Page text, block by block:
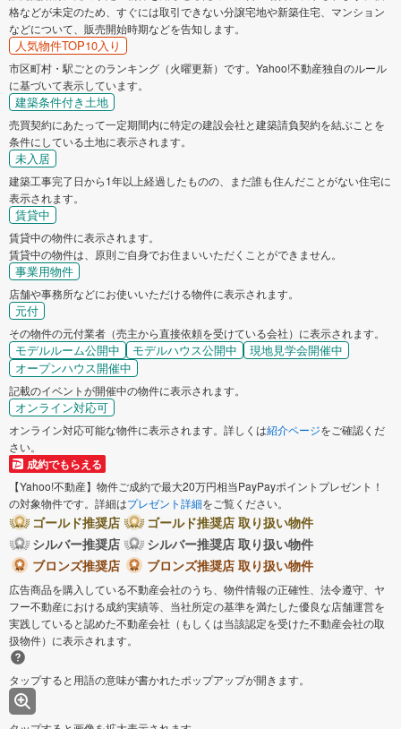
格などが未定のため、すぐには取引できない分譲宅地や新築住宅、マンション
などについて、販売開始時期などを告知します。
人気物件TOP10入り
市区町村・駅ごとのランキング（火曜更新）です。Yahoo!不動産独自のルール
に基づいて表示しています。
建築条件付き土地
売買契約にあたって一定期間内に特定の建設会社と建築請負契約を結ぶことを
条件にしている土地に表示されます。
未入居
建築工事完了日から1年以上経過したものの、まだ誰も住んだことがない住宅に
表示されます。
賃貸中
賃貸中の物件に表示されます。
賃貸中の物件は、原則ご自身でお住まいいただくことができません。
事業用物件
店舗や事務所などにお使いいただける物件に表示されます。
元付
その物件の元付業者（売主から直接依頼を受けている会社）に表示されます。
モデルルーム公開中 モデルハウス公開中
現地見学会開催中
オープンハウス開催中
記載のイベントが開催中の物件に表示されます。
オンライン対応可
オンライン対応可能な物件に表示されます。詳しくは紹介ページをご確認くだ
さい。
成約でもらえる
【Yahoo!不動産】物件ご成約で最大20万円相当PayPayポイントプレゼント！
の対象物件です。詳細はプレゼント詳細をご覧ください。
ゴールド推奨店
ゴールド推奨店 取り扱い物件
シルバー推奨店
シルバー推奨店 取り扱い物件
ブロンズ推奨店
ブロンズ推奨店 取り扱い物件
広告商品を購入している不動産会社のうち、物件情報の正確性、法令遵守、ヤ
フー不動産における成約実績等、当社所定の基準を満たした優良な店舗運営を
実践していると認めた不動産会社（もしくは当該認定を受けた不動産会社の取
扱物件）に表示されます。
タップすると用語の意味が書かれたポップアップが開きます。